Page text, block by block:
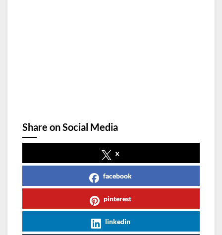
Share on Social Media
x
facebook
pinterest
linkedin